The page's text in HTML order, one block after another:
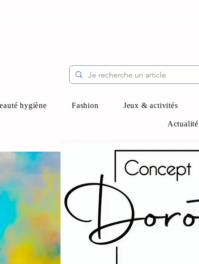
hygiène Fashion Jeux & activités
Actualité